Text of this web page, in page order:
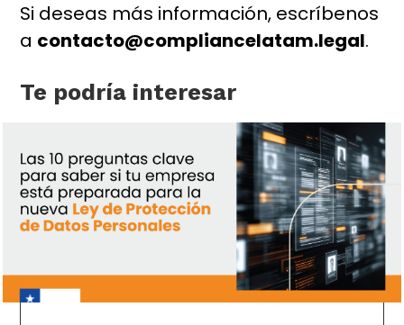
Si deseas más información, escríbenos
a contacto@compliancelatam.legal.
Te podría interesar